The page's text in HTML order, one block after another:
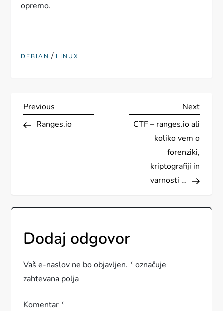
opremo.
DEBIAN / LINUX
N
a
g
a
c
i
j
Previous
Post
Previous
Ranges.io
Next
Post
Next
CTF – ranges.io ali
koliko vem o
forenziki,
kriptografiji in
varnosti …
Dodaj odgovor
Vaš e-naslov ne bo objavljen. *označuje
zahtevana polja
Komentar*